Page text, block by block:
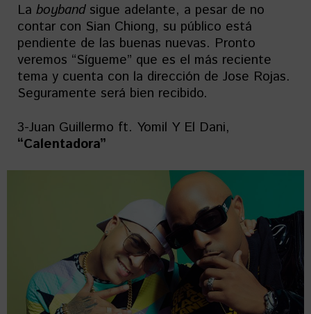
La boybandsigue adelante, a pesar de no
contar con Sian Chiong, su público está
pendiente de las buenas nuevas. Pronto
veremos “Sígueme” que es el más reciente
tema y cuenta con la dirección de Jose Rojas.
Seguramente será bien recibido.
3-Juan Guillermo ft. Yomil Y El Dani,
“Calentadora”